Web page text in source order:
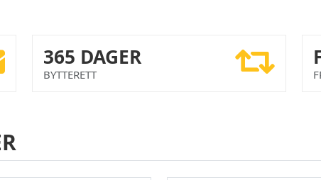
365 DAGER
BYTTERETT